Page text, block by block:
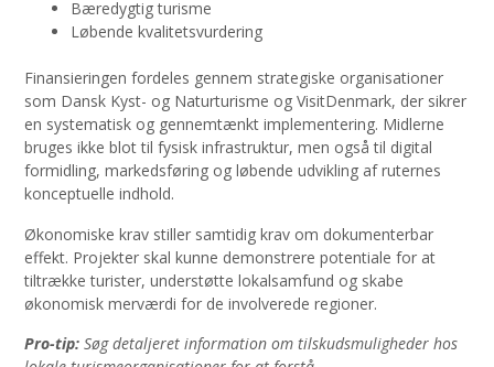
Bæredygtig turisme
Løbende kvalitetsvurdering
Finansieringen fordeles gennem strategiske organisationer
som Dansk Kyst- og Naturturisme og VisitDenmark, der sikrer
en systematisk og gennemtænkt implementering. Midlerne
bruges ikke blot til fysisk infrastruktur, men også til digital
formidling, markedsføring og løbende udvikling af ruternes
konceptuelle indhold.
Økonomiske krav stiller samtidig krav om dokumenterbar
effekt. Projekter skal kunne demonstrere potentiale for at
tiltrække turister, understøtte lokalsamfund og skabe
økonomisk merværdi for de involverede regioner.
Pro-tip: Søg detaljeret information om tilskudsmuligheder hos